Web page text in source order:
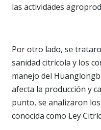
las actividades
Por otro lado, se
sanidad citrícola y los
manejo del
afecta la producción y
punto, se analizaron los
conocida como Ley